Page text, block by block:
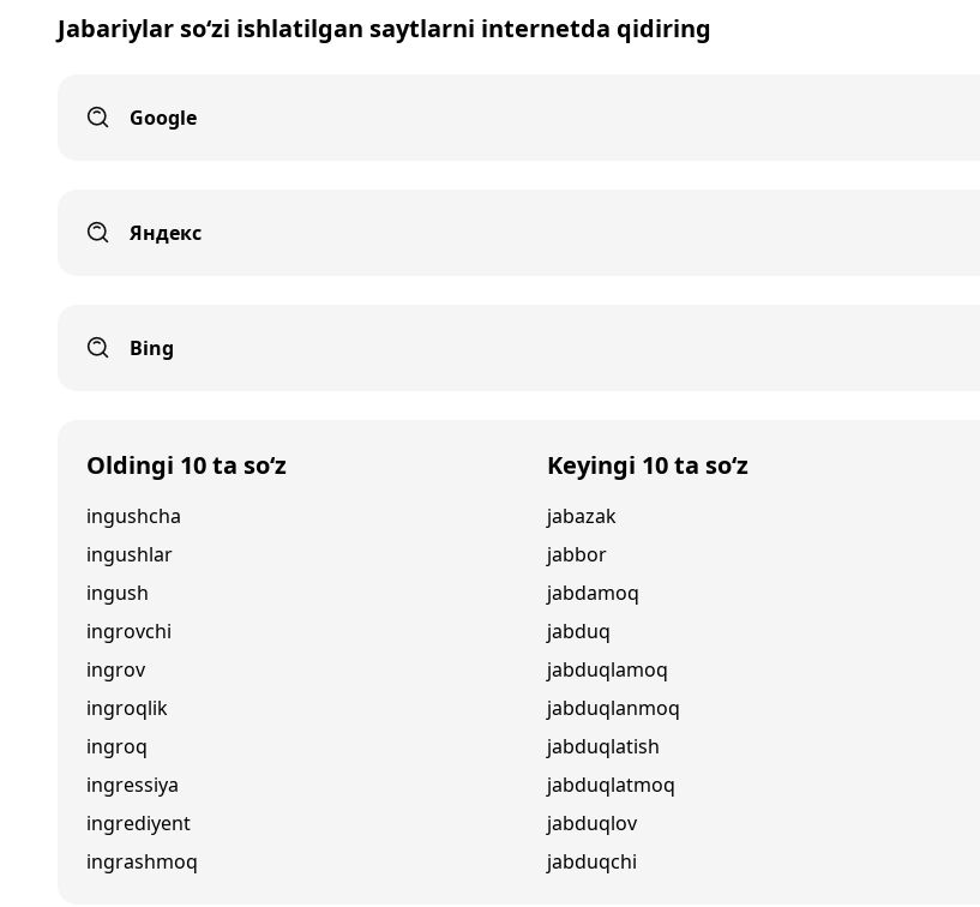
Jabariylar so‘zi ishlatilgan saytlarni internetda qidiring
Google
Яндекс
Bing
Oldingi 10 ta so‘z
ingushcha
ingushlar
ingush
ingrovchi
ingrov
ingroqlik
ingroq
ingressiya
ingrediyent
ingrashmoq
Keyingi 10 ta so‘z
jabazak
jabbor
jabdamoq
jabduq
jabduqlamoq
jabduqlanmoq
jabduqlatish
jabduqlatmoq
jabduqlov
jabduqchi